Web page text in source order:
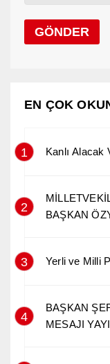
EN ÇOK
1 Kanlı Alacak
2
BAŞKAN
3 Yerli ve Milli
4
BAŞKAN
MESAJI